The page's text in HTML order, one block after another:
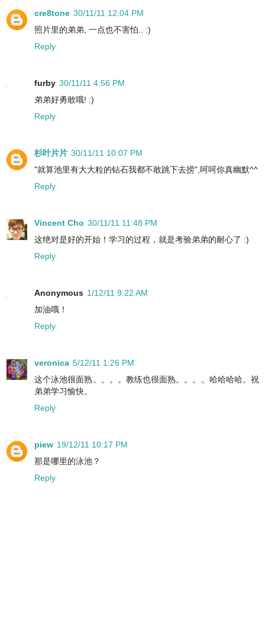
cre8tone 30/11/11 12:04 PM
照片里的弟弟, 一点也不害怕.. :)
Reply
furby 30/11/11 4:56 PM
弟弟好勇敢哦! :)
Reply
杉叶片片 30/11/11 10:07 PM
"就算池里有大大粒的钻石我都不敢跳下去捞",呵呵你真幽默^^
Reply
Vincent Cho 30/11/11 11:48 PM
这绝对是好的开始！学习的过程，就是考验弟弟的耐心了 :)
Reply
Anonymous 1/12/11 9:22 AM
加油哦！
Reply
veronica 5/12/11 1:26 PM
这个泳池很面熟。。。。教练也很面熟。。。。哈哈哈哈。祝
弟弟学习愉快。
Reply
piew 19/12/11 10:17 PM
那是哪里的泳池？
Reply